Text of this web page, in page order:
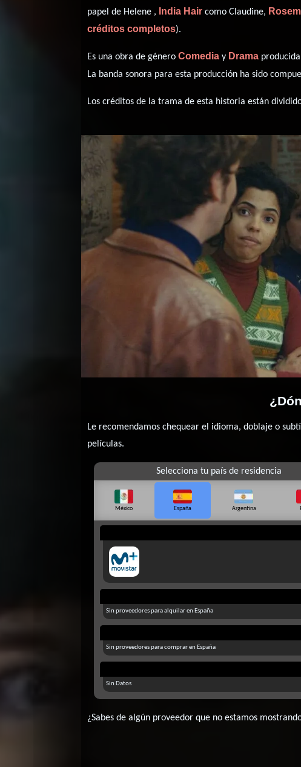
papel de Helene ,
India Hair como Claudine,
créditos completos).
Es una obra de géneroComedia y Drama
La banda sonora para esta producción ha sido
Los créditos de la trama de esta historia están
Le recomendamos chequear el idioma, doblaje o
películas.
Selecciona tu país de residencia
México España Argentina
Sin proveedores para alquilar en España
Sin proveedores para comprar en España
Sin Datos
¿Sabes de algún proveedor que no estamos